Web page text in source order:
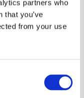
partners who
that you’ve
from your use
VOEG TOE
aan